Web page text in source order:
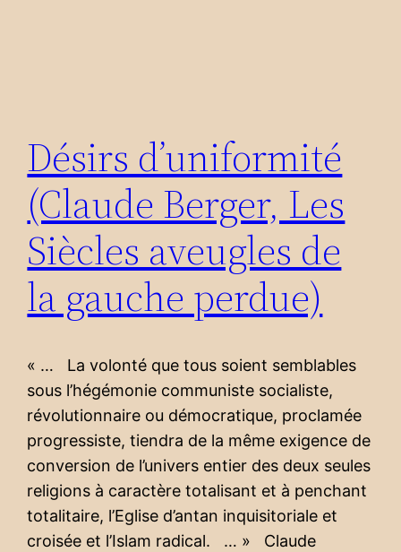
Désirs d’uniformité
(Claude Berger, Les
Siècles aveugles de
la gauche perdue)
« … La volonté que tous soient semblables
sous l’hégémonie communiste socialiste,
révolutionnaire ou démocratique, proclamée
progressiste, tiendra de la même exigence de
conversion de l’univers entier des deux seules
religions à caractère totalisant et à penchant
totalitaire, l’Eglise d’antan inquisitoriale et
croisée et l’Islam radical. … » Claude